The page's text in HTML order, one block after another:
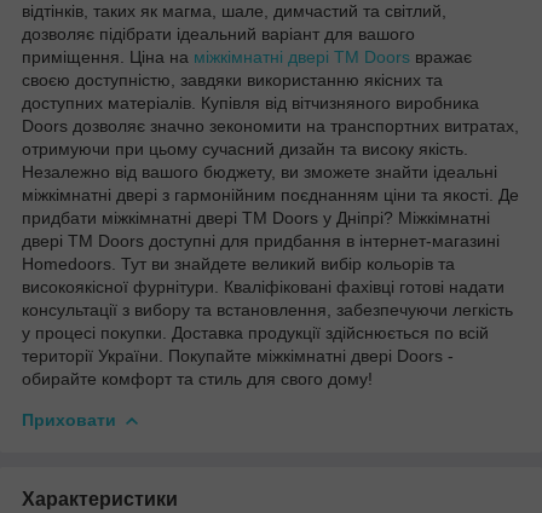
відтінків, таких як магма, шале, димчастий та світлий,
дозволяє підібрати ідеальний варіант для вашого
приміщення. Ціна на міжкімнатні двері ТМ Doors вражає
своєю доступністю, завдяки використанню якісних та
доступних матеріалів. Купівля від вітчизняного виробника
Doors дозволяє значно зекономити на транспортних витратах,
отримуючи при цьому сучасний дизайн та високу якість.
Незалежно від вашого бюджету, ви зможете знайти ідеальні
міжкімнатні двері з гармонійним поєднанням ціни та якості. Де
придбати міжкімнатні двері ТМ Doors у Дніпрі? Міжкімнатні
двері ТМ Doors доступні для придбання в інтернет-магазині
Homedoors. Тут ви знайдете великий вибір кольорів та
високоякісної фурнітури. Кваліфіковані фахівці готові надати
консультації з вибору та встановлення, забезпечуючи легкість
у процесі покупки. Доставка продукції здійснюється по всій
території України. Покупайте міжкімнатні двері Doors -
обирайте комфорт та стиль для свого дому!
Приховати
Характеристики